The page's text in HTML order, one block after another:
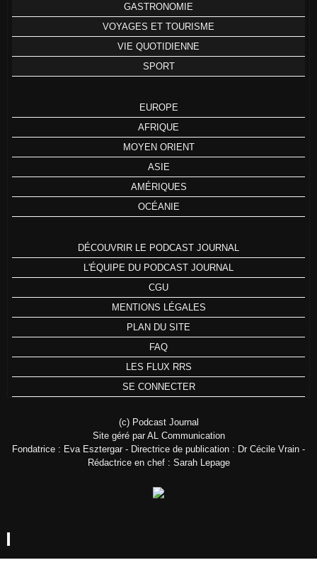
GASTRONOMIE
VOYAGES ET TOURISME
VIE QUOTIDIENNE
SPORT
EUROPE
AFRIQUE
MOYEN ORIENT
ASIE
AMÉRIQUES
OCÉANIE
DÉCOUVRIR LE PODCAST JOURNAL
L'ÉQUIPE DU PODCAST JOURNAL
CGU
MENTIONS LÉGALES
PLAN DU SITE
FAQ
LES FLUX RRS
SE CONNECTER
(c) Podcast Journal
Site géré par AL Communication
Fondatrice : Eva Esztergar - Directrice de publication : Dr Cécile Vrain -
Rédactrice en chef : Sarah Lepage